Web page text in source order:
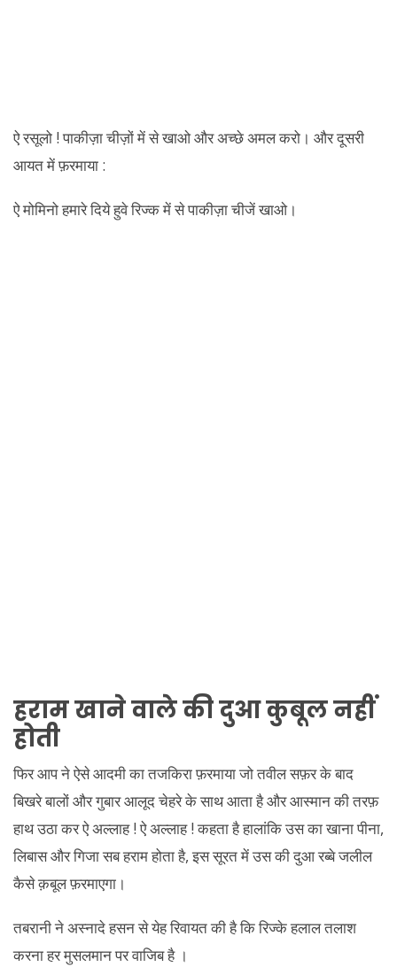
ऐ रसूलो ! पाकीज़ा चीज़ों में से खाओ और अच्छे अमल करो। और दूसरी
आयत में फ़रमाया :
ऐ मोमिनो हमारे दिये हुवे रिज्क में से पाकीज़ा चीजें खाओ।
हराम खाने वाले की दुआ कुबूल नहीं
होती
फिर आप ने ऐसे आदमी का तजकिरा फ़रमाया जो तवील सफ़र के बाद
बिखरे बालों और गुबार आलूद चेहरे के साथ आता है और आस्मान की तरफ़
हाथ उठा कर ऐ अल्लाह ! ऐ अल्लाह ! कहता है हालांकि उस का खाना पीना,
लिबास और गिजा सब हराम होता है, इस सूरत में उस की दुआ रब्बे जलील
कैसे क़बूल फ़रमाएगा।
तबरानी ने अस्नादे हसन से येह रिवायत की है कि रिज्के हलाल तलाश
करना हर मुसलमान पर वाजिब है ।